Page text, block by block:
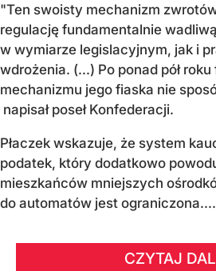
"Ten swoisty mechanizm
regulację fundamentalnie
w wymiarze legislacyjnym, jak i
wdrożenia. (...) Po ponad pół
mechanizmu jego fiaska nie
napisał poseł Konfederacji.
Płaczek wskazuje, że system
podatek, który dodatkowo
mieszkańców mniejszych
do automatów jest ograniczona....
CZYTAJ